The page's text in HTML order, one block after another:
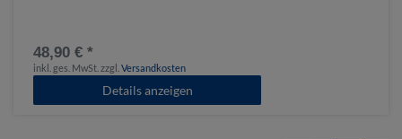
48,90 € *
inkl. ges. MwSt. zzgl.Versandkosten
Details anzeigen